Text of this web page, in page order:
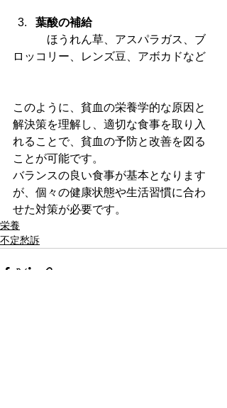
葉酸の補給
ほうれん草、アスパラガス、ブ
ロッコリー、レンズ豆、アボカドなど
このように、貧血の栄養学的な原因と
解決策を理解し、適切な食事を取り入
れることで、貧血の予防と改善を図る
ことが可能です。
バランスの良い食事が基本となります
が、個々の健康状態や生活習慣に合わ
せた対策が必要です。
栄養
不定愁訴